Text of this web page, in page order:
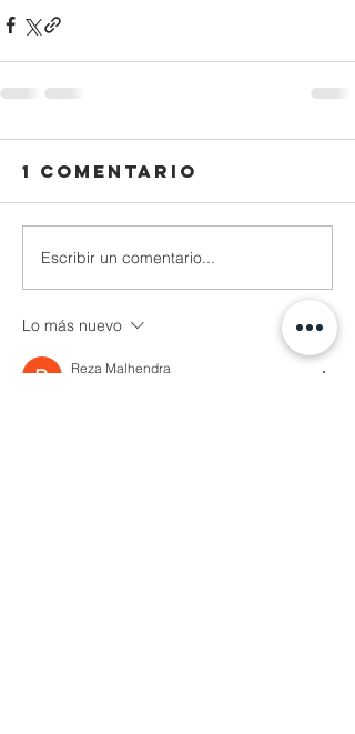
1 comentario
Escribir un comentario...
Lo más nuevo
Reza Malhendra